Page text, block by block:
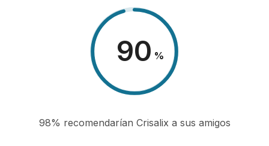
98 %
98% recomendarían Crisalix a sus amigos